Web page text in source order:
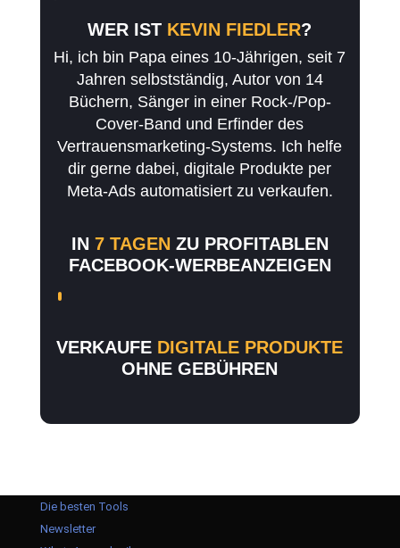
WER IST KEVIN FIEDLER?
Hi, ich bin Papa eines 10-Jährigen, seit 7
Jahren selbstständig, Autor von 14
Büchern, Sänger in einer Rock-/Pop-
Cover-Band und Erfinder des
Vertrauensmarketing-Systems. Ich helfe
dir gerne dabei, digitale Produkte per
Meta-Ads automatisiert zu verkaufen.
IN 7 TAGEN ZU PROFITABLEN
FACEBOOK-WERBEANZEIGEN
VERKAUFE DIGITALE PRODUKTE
OHNE GEBÜHREN
Die besten Tools
Newsletter